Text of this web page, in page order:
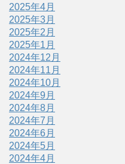
2025年4月
2025年3月
2025年2月
2025年1月
2024年12月
2024年11月
2024年10月
2024年9月
2024年8月
2024年7月
2024年6月
2024年5月
2024年4月